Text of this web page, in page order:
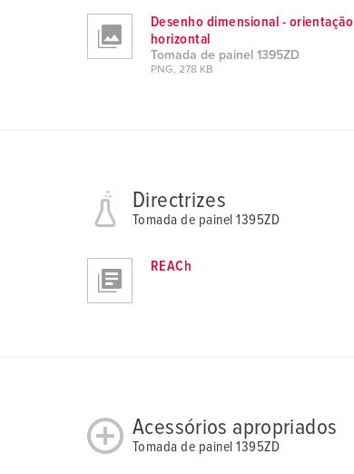
u
Desenho dimensional - orientação
horizontal
Tomada de painel 1395ZD
PNG, 278 KB
Directrizes
Tomada de painel 1395ZD
REACh
Acessórios apropriados
Tomada de painel 1395ZD